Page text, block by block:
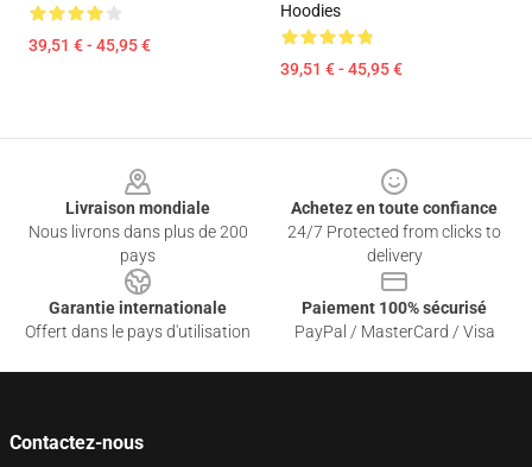
39,51 € - 45,95 €
Hoodies
39,51 € - 45,95 €
Livraison mondiale
Nous livrons dans plus de 200
pays
Achetez en toute confiance
24/7 Protected from clicks to
delivery
Garantie internationale
Offert dans le pays d'utilisation
Paiement 100% sécurisé
PayPal / MasterCard / Visa
Contactez-nous